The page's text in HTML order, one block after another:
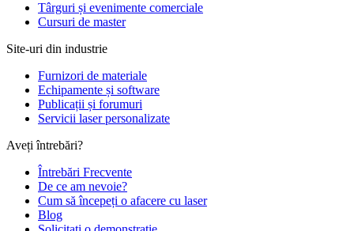
Târguri și evenimente comerciale
Cursuri de master
Site-uri din industrie
Furnizori de materiale
Echipamente și software
Publicații și forumuri
Servicii laser personalizate
Aveți întrebări?
Întrebări Frecvente
De ce am nevoie?
Cum să începeți o afacere cu laser
Blog